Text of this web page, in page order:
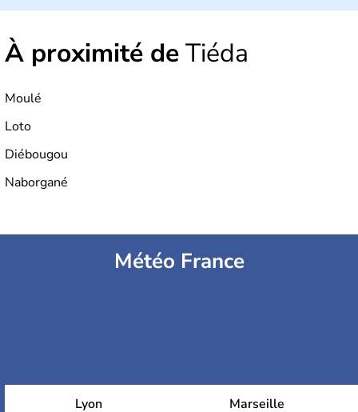
À proximité deTiéda
Moulé
Loto
Diébougou
Naborgané
Météo France
Lyon Marseille